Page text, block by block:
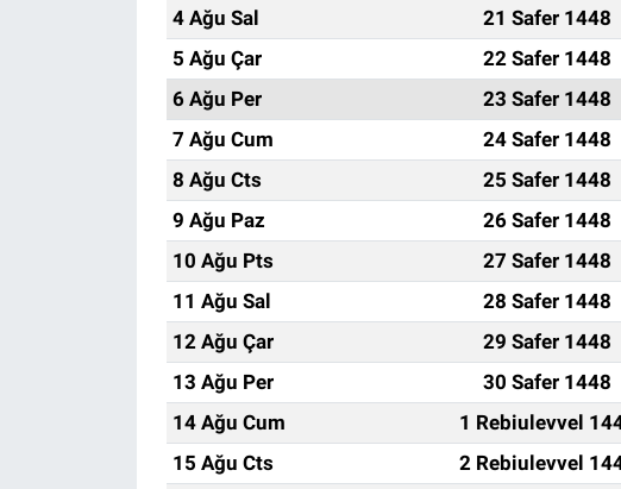
4 Ağu Sal
21 Safer 1448
5 Ağu Çar
22 Safer 1448
6 Ağu Per
23 Safer 1448
7 Ağu Cum
24 Safer 1448
8 Ağu Cts
25 Safer 1448
9 Ağu Paz
26 Safer 1448
10 Ağu Pts
27 Safer 1448
11 Ağu Sal
28 Safer 1448
12 Ağu Çar
29 Safer 1448
13 Ağu Per
30 Safer 1448
14 Ağu Cum
1 Rebiulevvel
15 Ağu Cts
2 Rebiulevvel